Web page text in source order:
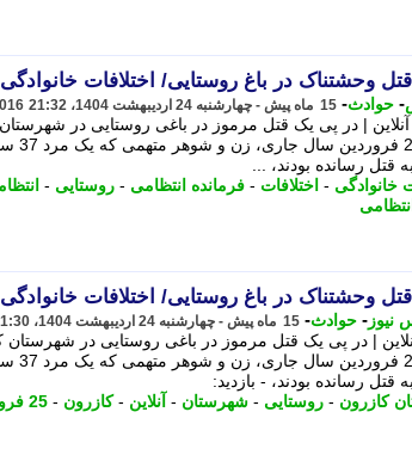
قتل وحشتناک در باغ روستایی/ اختلافات
- حوادث- 15 ماه پیش - چهارشنبه 24 اردیبهشت 1404، 21:32
آنلاین | در پی یک قتل مرموز در باغی روستایی در
رسانده بودند، ...
خانوادگی - اختلافات - فرمانده انتظامی - روستایی -
قتل وحشتناک در باغ روستایی/ اختلافات
نیوز - حوادث- 15 ماه پیش - چهارشنبه 24 اردیبهشت 1404، 21:30
| در پی یک قتل مرموز در باغی روستایی در
رسانده بودند، - بازدید:
کازرون - روستایی - شهرستان - آنلاین -کازرون - 25 فروردین